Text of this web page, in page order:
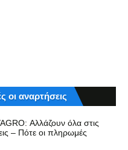
οι αναρτήσεις
Αλλάζουν όλα στις
– Πότε οι πληρωμές